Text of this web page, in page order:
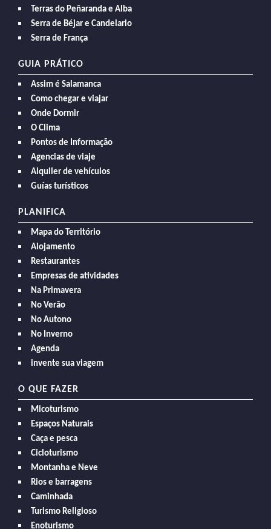
Terras do Peñaranda e Alba
Serra de Béjar e Candelario
Serra de França
GUIA PRÁTICO
Assim é Salamanca
Como chegar e viajar
Onde Dormir
O Clima
Pontos de Informação
Agencias de viaje
Alquiler de vehículos
Guías turísticos
PLANIFICA
Mapa do Território
Alojamento
Restaurantes
Empresas de atividades
Na Primavera
No Verão
No Autono
No Inverno
Agenda
invente sua viagem
O QUE FAZER
Micoturismo
Espaços Naturais
Caça e pesca
Cicloturismo
Montanha e Neve
Rios e barragens
Caminhada
Turismo Religioso
Enoturismo